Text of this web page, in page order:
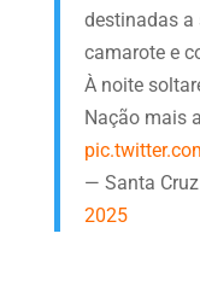
destinadas a
camarote e
À noite
Nação mais
— Santa Cruz
2025